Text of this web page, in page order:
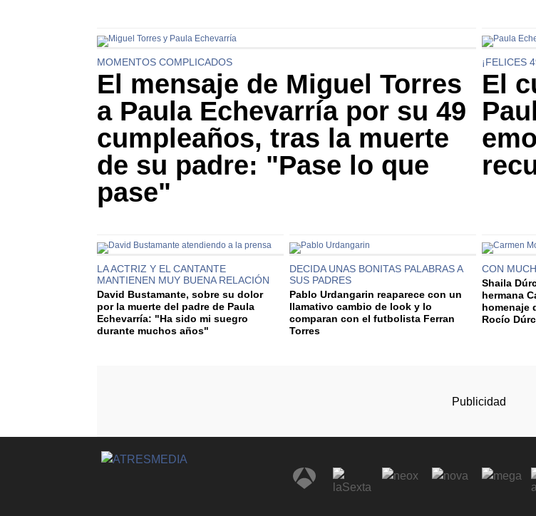
MOMENTOS COMPLICADOS
El mensaje de Miguel Torres
a Paula Echevarría por su 49
cumpleaños, tras la muerte
de su padre: "Pase lo que
pase"
¡FELICES
El
LA ACTRIZ Y EL CANTANTE
MANTIENEN MUY BUENA RELACIÓN
David Bustamante, sobre su dolor
por la muerte del padre de Paula
Echevarría: "Ha sido mi suegro
durante muchos años"
DECIDA UNAS BONITAS PALABRAS A
SUS PADRES
Pablo Urdangarin reaparece con un
llamativo cambio de look y lo
comparan con el futbolista Ferran
Torres
CON
Shaila
hermana
homenaje
Rocío